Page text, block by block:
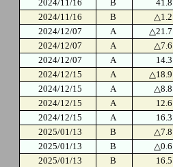
2024/11/16
B 41.8
2024/11/16
B △1.2
2024/12/07
A △21.7
2024/12/07
A △7.6
2024/12/07
A 14.3
2024/12/15
A △18.9
2024/12/15
A △8.8
2024/12/15
A 12.6
2024/12/15
A 16.3
2025/01/13
B △7.8
2025/01/13
B △0.6
2025/01/13
B 16.5